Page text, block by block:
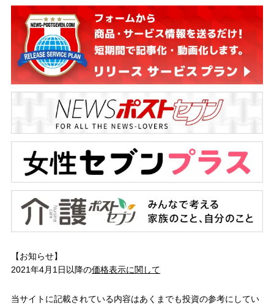
【お知らせ】
2021年4月1日以降の価格表示に関して
当サイトに記載されている内容はあくまでも投資の参考にしてい